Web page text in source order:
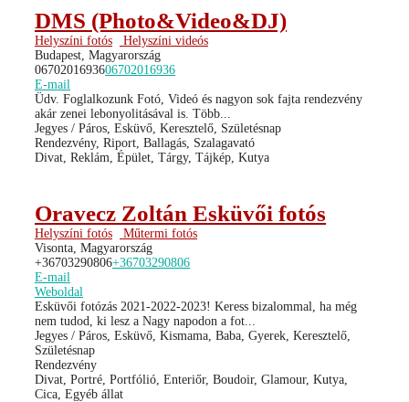
DMS (Photo&Video&DJ)
Helyszíni fotós
Helyszíni videós
Budapest, Magyarország
0670201693606702016936
E-mail
Üdv. Foglalkozunk Fotó, Videó és nagyon sok fajta rendezvény
akár zenei lebonyolitásával is. Több...
Jegyes / Páros, Esküvő, Keresztelő, Születésnap
Rendezvény, Riport, Ballagás, Szalagavató
Divat, Reklám, Épület, Tárgy, Tájkép, Kutya
Oravecz Zoltán Esküvői fotós
Helyszíni fotós
Műtermi fotós
Visonta, Magyarország
+36703290806+36703290806
E-mail
Weboldal
Esküvői fotózás 2021-2022-2023! Keress bizalommal, ha még
nem tudod, ki lesz a Nagy napodon a fot...
Jegyes / Páros, Esküvő, Kismama, Baba, Gyerek, Keresztelő,
Születésnap
Rendezvény
Divat, Portré, Portfólió, Enteriőr, Boudoir, Glamour, Kutya,
Cica, Egyéb állat